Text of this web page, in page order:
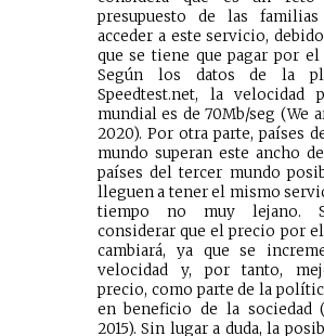
presupuesto de las
acceder a este servicio,
que se tiene que pagar por el
Según los datos de la
Speedtest.net, la velocidad
mundial es de 70Mb/seg (We
2020). Por otra parte, países
mundo superan este ancho
países del tercer mundo
lleguen a tener el mismo
tiempo no muy lejano.
considerar que el precio por
cambiará, ya que se
velocidad y, por tanto,
precio, como parte de la
en beneficio de la sociedad
2015). Sin lugar a duda, la